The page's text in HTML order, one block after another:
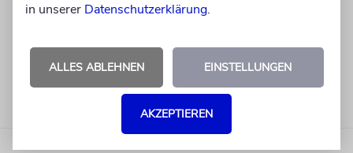
in unserer Datenschutzerklärung.
ALLES ABLEHNEN EINSTELLUNGEN
AKZEPTIEREN